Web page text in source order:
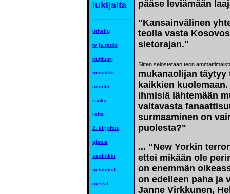
lukijalta
urheilu
tv ja radio
kulttuuri
musiikki
asunto
ruoka
raha
2. kirjoitus
ajatus
säälinkki
tietolinkit
merkit
pääse leviämään
"Kansainvälinen
teolla vasta
sietorajan."
Sitten selostetaan teon
mukanaolijan täytyy
kaikkien
ihmisiä lähtemään
valtavasta
surmaaminen on
puolesta?"
... "New Yorkin
ettei mikään ole
on enemmän
on edelleen paha ja
Janne Virkkunen,